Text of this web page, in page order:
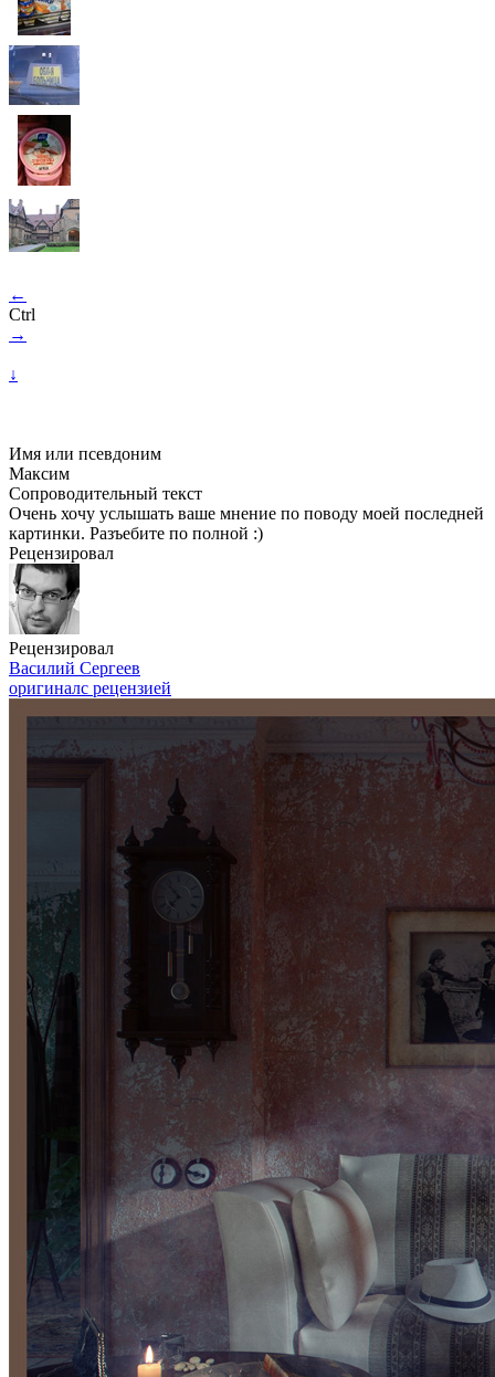
←
Ctrl
→
↓
Имя или псевдоним
Максим
Сопроводительный текст
Очень хочу услышать ваше мнение по поводу моей последней
картинки. Разъебите по полной :)
Рецензировал
Рецензировал
Василий Сергеев
оригиналс рецензией